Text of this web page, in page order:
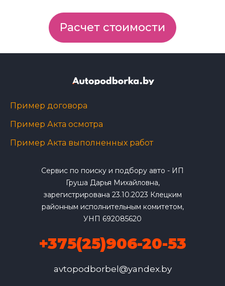
Расчет стоимости
Пример договора
Пример Акта осмотра
Пример Акта выполненных работ
Сервис по поиску и подбору авто - ИП
Груша Дарья Михайловна,
зарегистрирована 23.10.2023 Клецким
районным исполнительным комитетом,
УНП 692085620
+375(25)906-20-53
avtopodborbel@yandex.by